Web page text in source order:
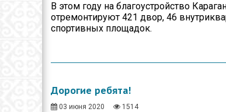
В этом году на благоустройство
отремонтируют 421 двор, 46
спортивных площадок.
Дорогие ребята!
03 июня 2020 1514